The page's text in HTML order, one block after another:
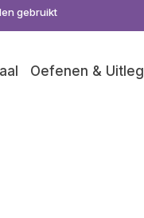
gebruikt
Oefenen & Uitleg